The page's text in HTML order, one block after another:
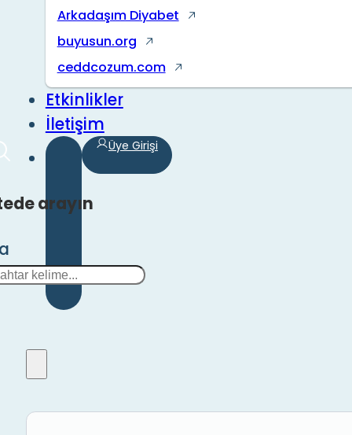
Arkadaşım Diyabet
buyusun.org
ceddcozum.com
Etkinlikler
İletişim
arayın
Üye Girişi